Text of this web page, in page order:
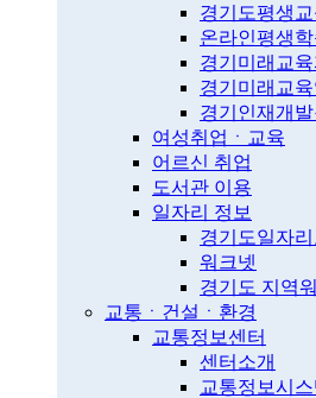
경기도평생
온라인평생
경기미래교
경기미래교
경기인재개발
여성취업ㆍ교육
어르신 취업
도서관 이용
일자리 정보
경기도일자
워크넷
경기도 지역
교통ㆍ건설ㆍ환경
교통정보센터
센터소개
교통정보시스